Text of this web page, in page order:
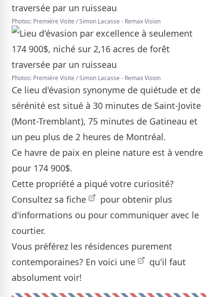
Photos: Première Visite / Simon Lacasse - Remax Vision
Photos: Première Visite / Simon Lacasse - Remax Vision
Ce lieu d'évasion synonyme de quiétude et de
sérénité est situé à 30 minutes de Saint-Jovite
(Mont-Tremblant), 75 minutes de Gatineau et
un peu plus de 2 heures de Montréal.
Ce havre de paix en pleine nature est à vendre
pour 174 900$.
Cette propriété a piqué votre curiosité?
Consultez sa fiche
pour obtenir plus
d'informations ou pour communiquer avec le
courtier.
Vous préférez les résidences purement
contemporaines? En voici une
qu'il faut
absolument voir!